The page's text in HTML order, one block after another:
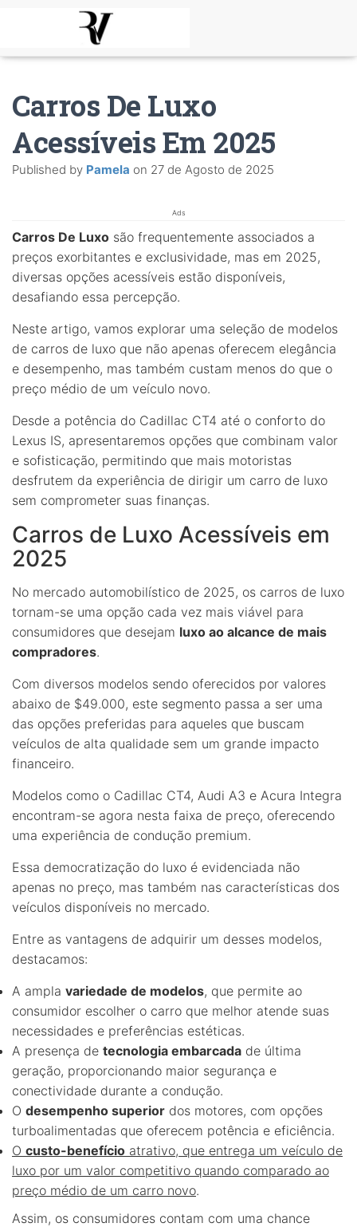
Carros De Luxo
Acessíveis Em 2025
Published by Pamela on 27 de Agosto de 2025
Ads
Carros De Luxo são frequentemente associados a
preços exorbitantes e exclusividade, mas em 2025,
diversas opções acessíveis estão disponíveis,
desafiando essa percepção.
Neste artigo, vamos explorar uma seleção de modelos
de carros de luxo que não apenas oferecem elegância
e desempenho, mas também custam menos do que o
preço médio de um veículo novo.
Desde a potência do Cadillac CT4 até o conforto do
Lexus IS, apresentaremos opções que combinam valor
e sofisticação, permitindo que mais motoristas
desfrutem da experiência de dirigir um carro de luxo
sem comprometer suas finanças.
Carros de Luxo Acessíveis em
2025
No mercado automobilístico de 2025, os carros de luxo
tornam-se uma opção cada vez mais viável para
consumidores que desejam luxo ao alcance de mais
compradores.
Com diversos modelos sendo oferecidos por valores
abaixo de $49.000, este segmento passa a ser uma
das opções preferidas para aqueles que buscam
veículos de alta qualidade sem um grande impacto
financeiro.
Modelos como o Cadillac CT4, Audi A3 e Acura Integra
encontram-se agora nesta faixa de preço, oferecendo
uma experiência de condução premium.
Essa democratização do luxo é evidenciada não
apenas no preço, mas também nas características dos
veículos disponíveis no mercado.
Entre as vantagens de adquirir um desses modelos,
destacamos:
A ampla variedade de modelos, que permite ao
consumidor escolher o carro que melhor atende suas
necessidades e preferências estéticas.
A presença de tecnologia embarcada de última
geração, proporcionando maior segurança e
conectividade durante a condução.
O desempenho superior dos motores, com opções
turboalimentadas que oferecem potência e eficiência.
O custo-benefício atrativo, que entrega um veículo de
luxo por um valor competitivo quando comparado ao
preço médio de um carro novo.
Assim, os consumidores contam com uma chance